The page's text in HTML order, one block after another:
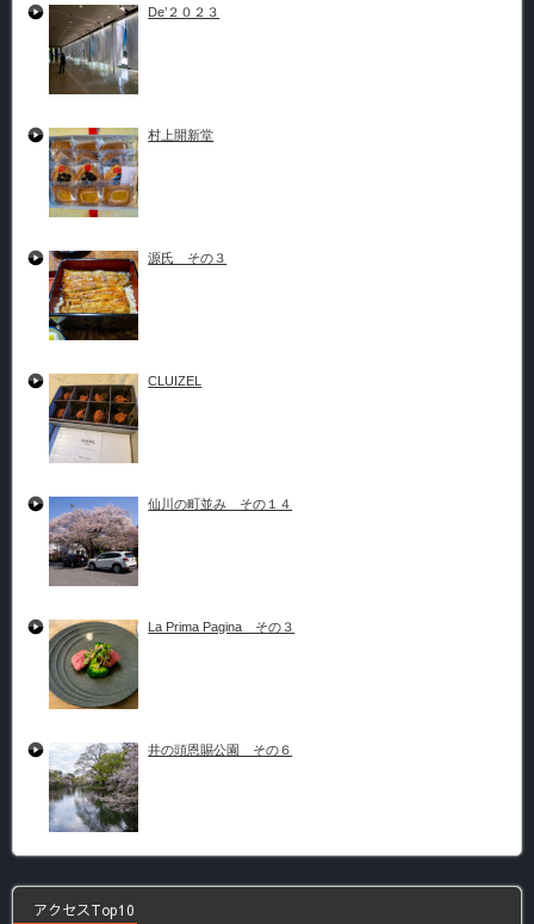
De’２０２３
村上開新堂
源氏 その３
CLUIZEL
仙川の町並み その１４
La Prima Pagina その３
井の頭恩賜公園 その６
アクセスTop10